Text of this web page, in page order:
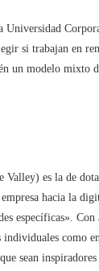
si trabajan en
un modelo mixto
es la de
hacia la
específicas».
como
sean